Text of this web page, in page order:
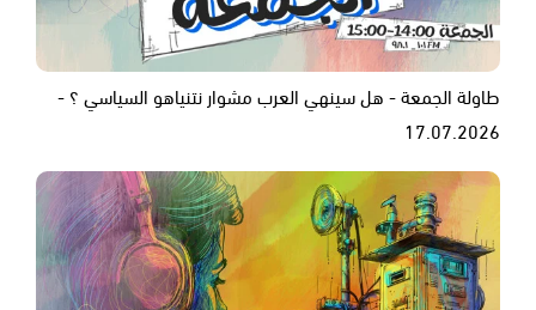
طاولة الجمعة - هل سينهي العرب مشوار نتنياهو السياسي ؟ -
17.07.2026